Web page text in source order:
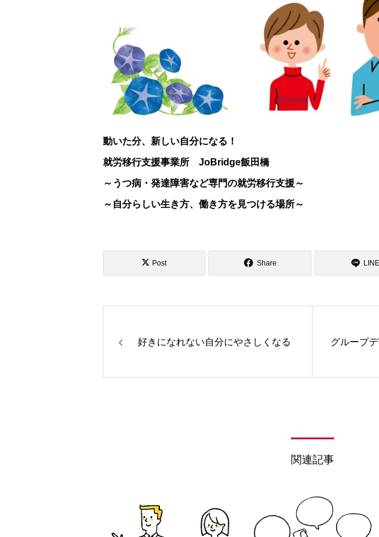
動いた分、新しい自分になる！
就労移行支援事業所 JoBridge飯田橋
～うつ病・発達障害など専門の就労移行支援～
～自分らしい生き方、働き方を見つける場所～
Post Share LINE
好きになれない自分にやさしくなる グループ
関連記事